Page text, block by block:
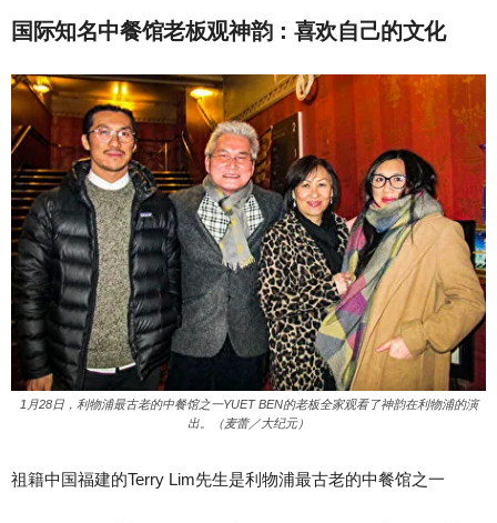
国际知名中餐馆老板观神韵：喜欢自己的文化
1月28日，利物浦最古老的中餐馆之一YUET BEN的老板全家观看了神韵在利物浦的演
出。（麦蕾／大纪元）
祖籍中国福建的Terry Lim先生是利物浦最古老的中餐馆之一